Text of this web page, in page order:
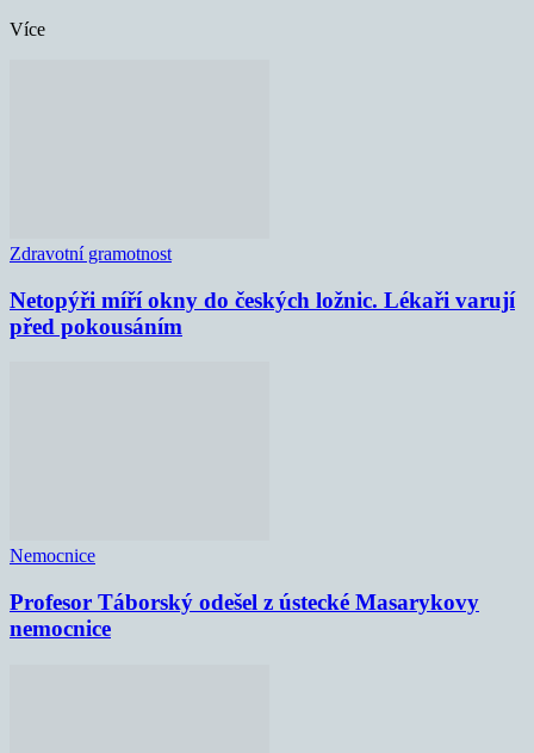
Více
Zdravotní gramotnost
Netopýři míří okny do českých ložnic. Lékaři varují
před pokousáním
Nemocnice
Profesor Táborský odešel z ústecké Masarykovy
nemocnice